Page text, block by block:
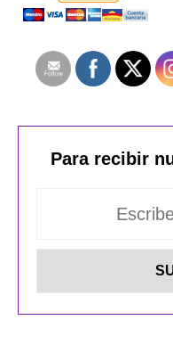
Para recibir